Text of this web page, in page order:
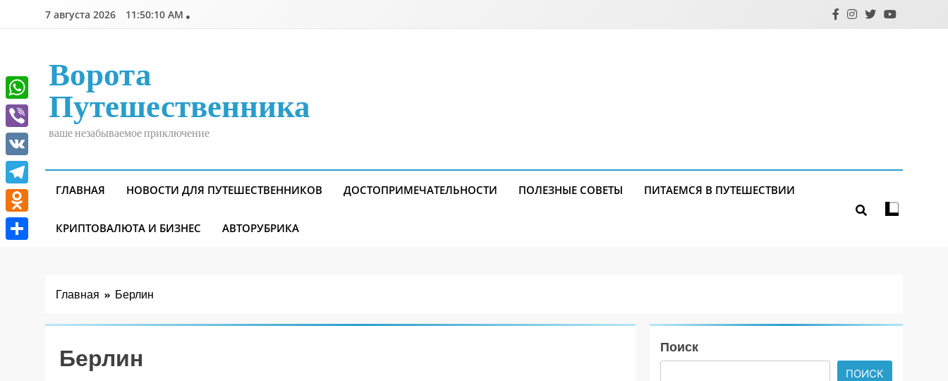
7 августа 2026 11:50:11 AM
Ворота
Путешественника
ваше незабываемое приключение
ГЛАВНАЯ НОВОСТИ ДЛЯ ПУТЕШЕСТВЕННИКОВ ДОСТОПРИМЕЧАТЕЛЬНОСТИ ПОЛЕЗНЫЕ СОВЕТЫ ПИТАЕМСЯ В ПУТЕШЕСТВИИ
КРИПТОВАЛЮТА И БИЗНЕС АВТОРУБРИКА
Главная Берлин
Берлин Поиск
ПОИСК
WhatsApp
Viber
VK
Telegram
Odnoklassniki